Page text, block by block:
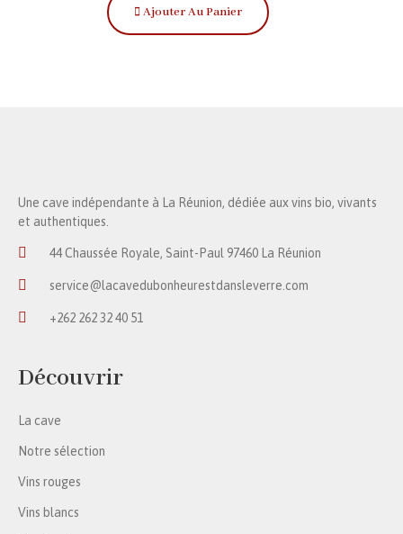
Ajouter Au Panier
Une cave indépendante à La Réunion, dédiée aux vins bio, vivants
et authentiques.
44 Chaussée Royale, Saint-Paul 97460 La Réunion
service@lacavedubonheurestdansleverre.com
+262 262 32 40 51
Découvrir
La cave
Notre sélection
Vins rouges
Vins blancs